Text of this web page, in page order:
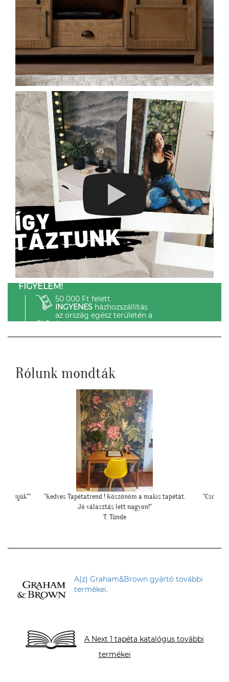
FIGYELEM!
50 000 Ft felett
INGYENESházhozszállítás
az ország egész területén a
GLS-el.
Rólunk mondták
tapétát.
"Csodálatos a fotótapéta még szebb mint ahogy
gondoltam!"
L. Ilona
A(z) Graham&Brown gyártó további
termékei.
A Next 1 tapéta katalógus további
termékei